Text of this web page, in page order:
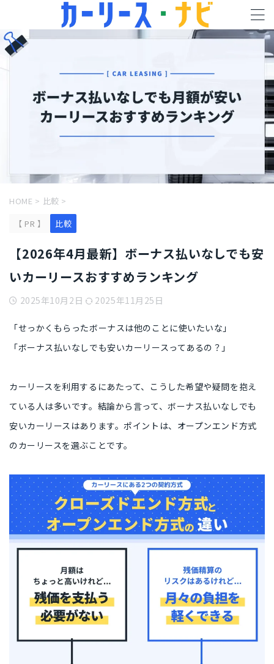
HOME > 比較 >
【 PR 】
比較
【2026年4月最新】ボーナス払いなしでも安
いカーリースおすすめランキング
2025年10月2日 2025年11月25日
「せっかくもらったボーナスは他のことに使いたいな」
「ボーナス払いなしでも安いカーリースってあるの？」
カーリースを利用するにあたって、 こうした希望や疑問を抱え
ている人は多いです。結論から言って、ボーナス払いなしでも
安いカーリース はあります。ポイントは、 オープンエンド方式
のカーリースを選ぶことです。